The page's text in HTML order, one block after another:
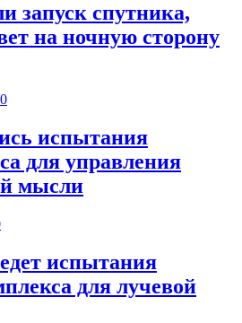
запуск спутника,
на ночную сторону
0
испытания
для управления
мысли
испытания
для лучевой